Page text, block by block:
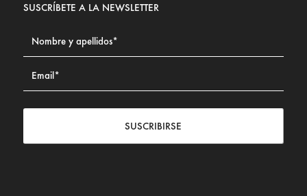
SUSCRÍBETE A LA NEWSLETTER
SUSCRIBIRSE